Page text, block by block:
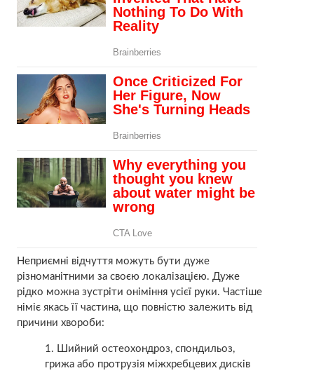
Неприємні відчуття можуть бути дуже
різноманітними за своєю локалізацією. Дуже
рідко можна зустріти оніміння усієї руки. Частіше
німіє якась її частина, що повністю залежить від
причини хвороби:
Шийний остеохондроз, спондильоз,
грижа або протрузія міжхребцевих дисків